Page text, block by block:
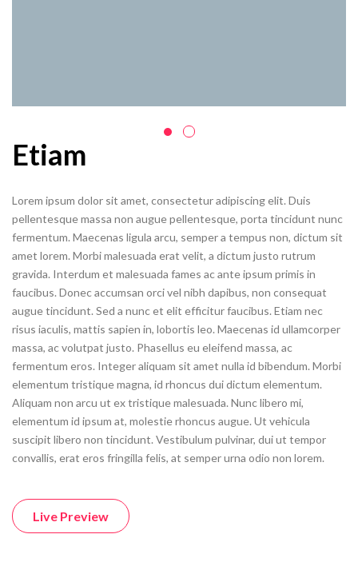
Etiam
Lorem ipsum dolor sit amet, consectetur adipiscing elit. Duis
pellentesque massa non augue pellentesque, porta tincidunt nunc
fermentum. Maecenas ligula arcu, semper a tempus non, dictum sit
amet lorem. Morbi malesuada erat velit, a dictum justo rutrum
gravida. Interdum et malesuada fames ac ante ipsum primis in
faucibus. Donec accumsan orci vel nibh dapibus, non consequat
augue tincidunt. Sed a nunc et elit efficitur faucibus. Etiam nec
risus iaculis, mattis sapien in, lobortis leo. Maecenas id ullamcorper
massa, ac volutpat justo. Phasellus eu eleifend massa, ac
fermentum eros. Integer aliquam sit amet nulla id bibendum. Morbi
elementum tristique magna, id rhoncus dui dictum elementum.
Aliquam non arcu ut ex tristique malesuada. Nunc libero mi,
elementum id ipsum at, molestie rhoncus augue. Ut vehicula
suscipit libero non tincidunt. Vestibulum pulvinar, dui ut tempor
convallis, erat eros fringilla felis, at semper urna odio non lorem.
Live Preview